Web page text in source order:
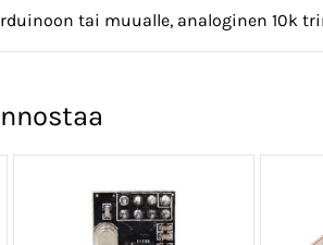
tai muualle, analoginen 10k